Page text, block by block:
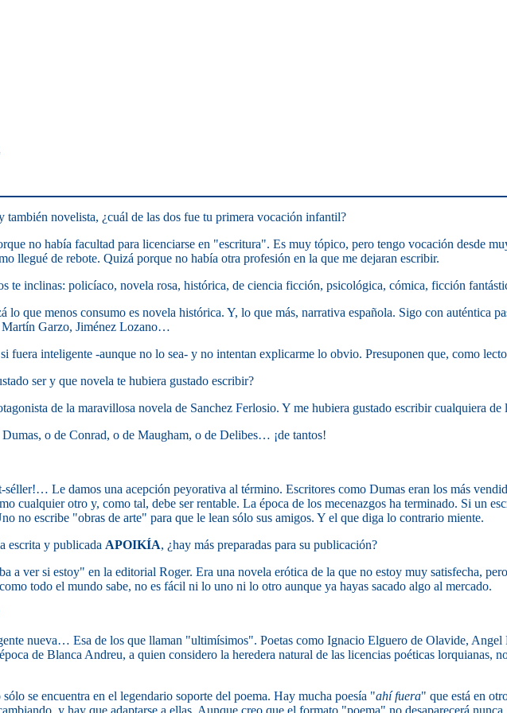
también novelista, ¿cuál de las dos fue tu primera vocación infantil?
no había facultad para licenciarse en "escritura". Es muy tópico, pero tengo vocación desde
llegué de rebote. Quizá porque no había otra profesión en la que me dejaran escribir.
te inclinas: policíaco, novela rosa, histórica, de ciencia ficción, psicológica, cómica, ficción
lo que menos consumo es novela histórica. Y, lo que más, narrativa española. Sigo con auténtica
Garzo, Jiménez Lozano…
fuera inteligente -aunque no lo sea- y no intentan explicarme lo obvio. Presuponen que, como
ser y que novela te hubiera gustado escribir?
de la maravillosa novela de Sanchez Ferlosio. Y me hubiera gustado escribir cualquiera de
o de Conrad, o de Maugham, o de Delibes… ¡de tantos!
séller!… Le damos una acepción peyorativa al término. Escritores como Dumas eran los más
cualquier otro y, como tal, debe ser rentable. La época de los mecenazgos ha terminado. Si un
no escribe "obras de arte" para que le lean sólo sus amigos. Y el que diga lo contrario miente.
escrita y publicada APOIKÍA, ¿hay más preparadas para su publicación?
a ver si estoy" en la editorial Roger. Era una novela erótica de la que no estoy muy satisfecha,
todo el mundo sabe, no es fácil ni lo uno ni lo otro aunque ya hayas sacado algo al mercado.
nueva… Esa de los que llaman "ultimísimos". Poetas como Ignacio Elguero de Olavide,
de Blanca Andreu, a quien considero la heredera natural de las licencias poéticas lorquianas,
se encuentra en el legendario soporte del poema. Hay mucha poesía "ahí fuera" que está en
y hay que adaptarse a ellas. Aunque creo que el formato "poema" no desaparecerá nunca.